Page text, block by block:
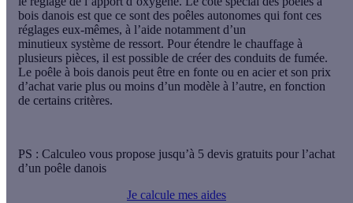
bois danois est que ce sont des poêles autonomes qui font ces
réglages eux-mêmes, à l’aide notamment d’un
minutieux système de ressort. Pour étendre le chauffage à
plusieurs pièces, il est possible de créer des conduits de fumée.
Le poêle à bois danois peut être en fonte ou en acier et son prix
d’achat varie plus ou moins d’un modèle à l’autre, en fonction
de certains critères.
PS : Calculeo vous propose jusqu’à 5 devis gratuits pour l’achat
d’un poêle danois
Je calcule mes aides